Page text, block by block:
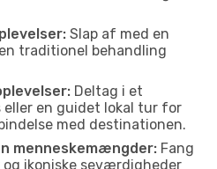
Slap af med en
traditionel behandling
Deltag i et
eller en guidet lokal tur for
med destinationen.
menneskemængder: Fang
ikoniske seværdigheder